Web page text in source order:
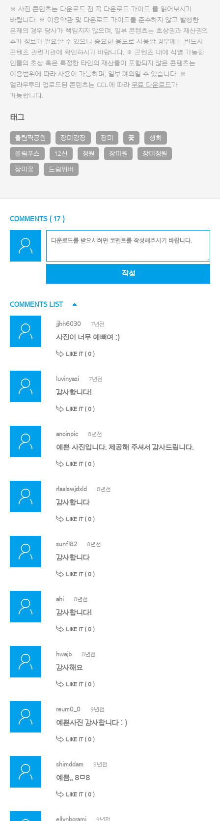
※ 사진 콘텐츠는 다운로드 전 꼭 다운로드 가이드 를 읽어보시기
바랍니다. ※ 이용약관 및 다운로드 가이드를 준수하지 않고 발생한
문제의 경우 당사가 책임지지 않으며, 일부 콘텐츠는 초상권과 재산권의
추가 정보가 필요할 수 있으니 중요한 용도로 사용할 경우에는 반드시
콘텐츠 관련기관에 확인하시기 바랍니다. ※ 콘텐츠 내에 식별 가능한
인물의 초상 혹은 특정한 타인의 재산물이 포함되지 않은 콘텐츠는
이용범위에 따라 사용이 가능하며, 일부 예외일 수 있습니다. ※
얼라우투의 업로드된 콘텐츠는 CCL에 따라 무료 다운로드가
가능합니다.
태그
올림픽공원 장미광장 장미 꽃 생화
올림푸스 12신 정원 장미원 장미정원
장미꽃 드림위버
COMMENTS ( 17 )
작성
COMMENTS LIST
jjhh6030 7년전
사진이 너무 예뻐여 :)
LIKE IT ( 0 )
luvinyazi 7년전
감사합니다!
LIKE IT ( 0 )
anoinpic 8년전
예쁜 사진입니다. 제공해 주셔서 감사드립니다.
LIKE IT ( 0 )
rlaalswjdxld 8년전
감사합니다
LIKE IT ( 0 )
sunfl82 8년전
감사합니다
LIKE IT ( 0 )
ahi 8년전
감사합니다!
LIKE IT ( 0 )
hwajb 8년전
감사해요
LIKE IT ( 0 )
reum0_0 9년전
예쁜사진 감사합니다 : )
LIKE IT ( 0 )
shimddam 9년전
예쁨,, 8ㅁ8
LIKE IT ( 0 )
ellynborami 9년전